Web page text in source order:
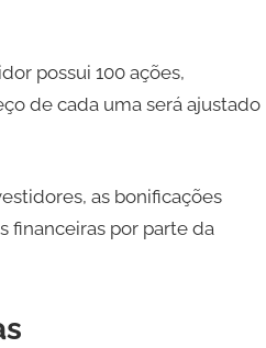
possui 100 ações,
de cada uma será ajustado
as bonificações
financeiras por parte da